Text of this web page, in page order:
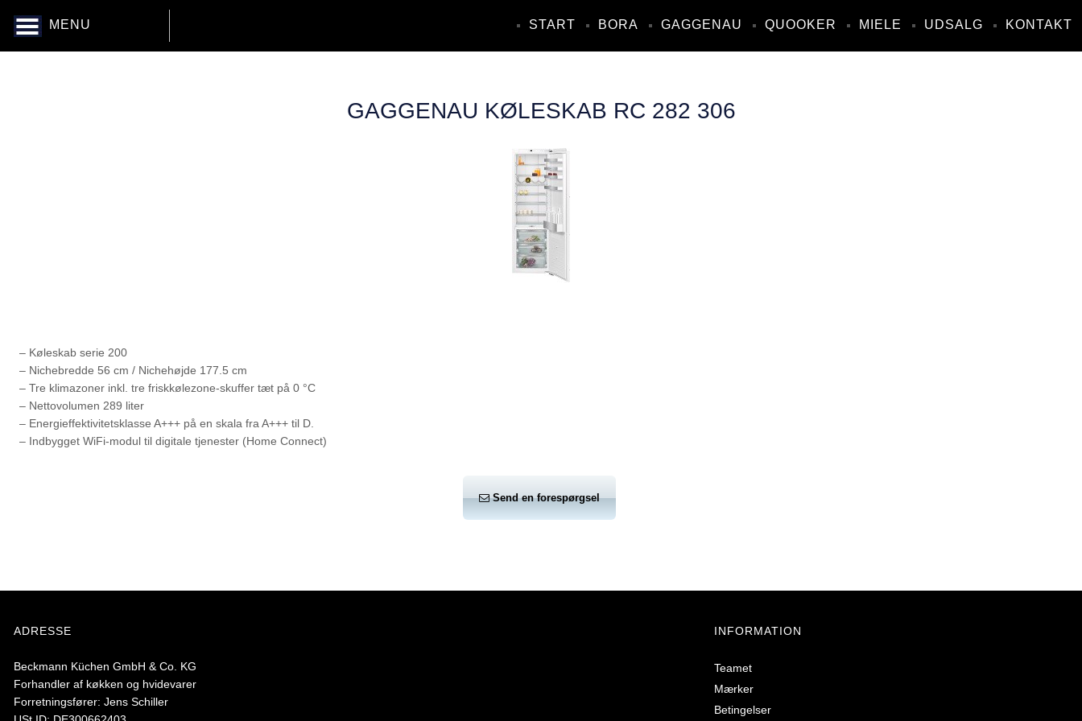
MENU START BORA GAGGENAU QUOOKER MIELE UDSALG KONTAKT
GAGGENAU KØLESKAB RC 282 306
– Køleskab serie 200
– Nichebredde 56 cm / Nichehøjde 177.5 cm
– Tre klimazoner inkl. tre friskkølezone-skuffer tæt på 0 °C
– Nettovolumen 289 liter
– Energieffektivitetsklasse A+++ på en skala fra A+++ til D.
– Indbygget WiFi-modul til digitale tjenester (Home Connect)
Send en forespørgsel
ADRESSE
Beckmann Küchen GmbH & Co. KG
Forhandler af køkken og hvidevarer
Forretningsfører: Jens Schiller
INFORMATION
Teamet
Mærker
Betingelser